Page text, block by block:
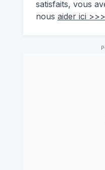
satisfaits, vous
nous aider ici >>>